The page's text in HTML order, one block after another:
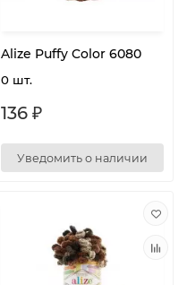
Alize Puffy Color 6080
0 шт.
136 ₽
Уведомить о наличии